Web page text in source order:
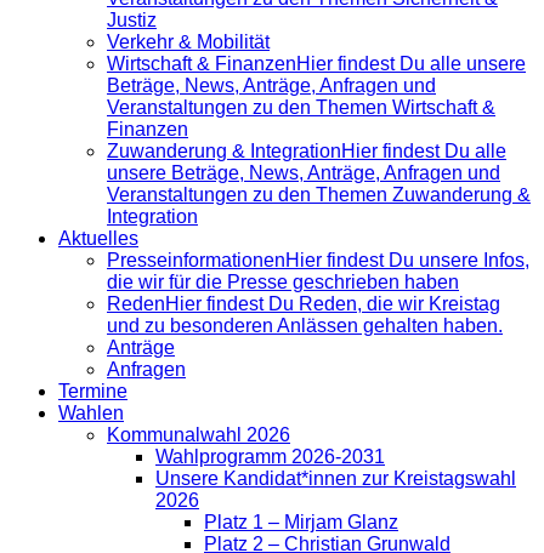
Justiz
Verkehr & Mobilität
Wirtschaft & FinanzenHier findest Du alle unsere
Beträge, News, Anträge, Anfragen und
Veranstaltungen zu den Themen Wirtschaft &
Finanzen
Zuwanderung & IntegrationHier findest Du alle
unsere Beträge, News, Anträge, Anfragen und
Veranstaltungen zu den Themen Zuwanderung &
Integration
Aktuelles
Presse­informationenHier findest Du unsere Infos,
die wir für die Presse geschrieben haben
RedenHier findest Du Reden, die wir Kreistag
und zu besonderen Anlässen gehalten haben.
Anträge
Anfragen
Termine
Wahlen
Kommunalwahl 2026
Wahlprogramm 2026-2031
Unsere Kandidat*innen zur Kreistagswahl
2026
Platz 1 – Mirjam Glanz
Platz 2 – Christian Grunwald